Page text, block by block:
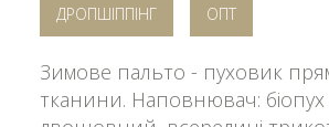
ДРОПШІППІНГ ОПТ
Зимове пальто - пуховик
тканини. Наповнювач: біопух